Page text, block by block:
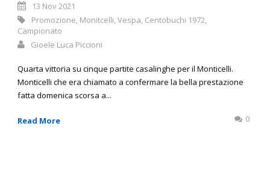
13 Nov 2021
Promozione, Monitcelli,Vespa, Centobuchi 1972,
Campionato
Gioele Luca Piccioni
Quarta vittoria su cinque partite casalinghe per il Monticelli.
Monticelli che era chiamato a confermare la bella prestazione
fatta domenica scorsa a...
Read More 0